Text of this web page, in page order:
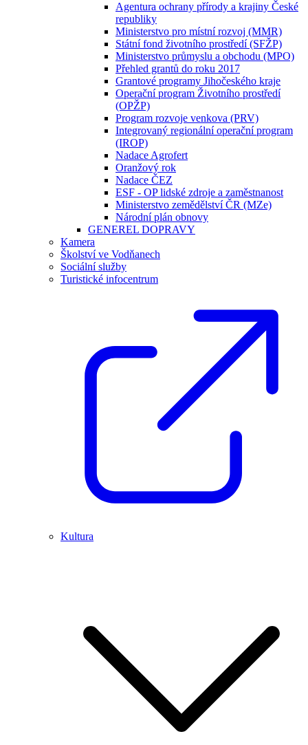
Agentura ochrany přírody a krajiny České
republiky
Ministerstvo pro místní rozvoj (MMR)
Státní fond životního prostředí (SFŽP)
Ministerstvo průmyslu a obchodu (MPO)
Přehled grantů do roku 2017
Grantové programy Jihočeského kraje
Operační program Životního prostředí
(OPŽP)
Program rozvoje venkova (PRV)
Integrovaný regionální operační program
(IROP)
Nadace Agrofert
Oranžový rok
Nadace ČEZ
ESF - OP lidské zdroje a zaměstnanost
Ministerstvo zemědělství ČR (MZe)
Národní plán obnovy
GENEREL DOPRAVY
Kamera
Školství ve Vodňanech
Sociální služby
Turistické infocentrum
Kultura